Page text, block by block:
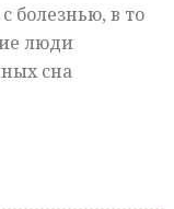
болезнью, в то
люди
сна